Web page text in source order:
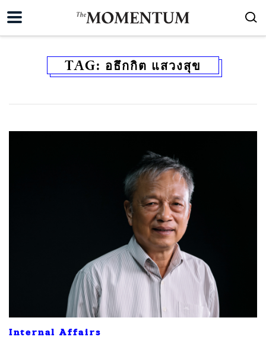
TAG: อธึกกิต แสวงสุข
Internal Affairs